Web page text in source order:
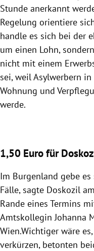
Stunde anerkannt
Regelung orientiere
handle es sich bei der
um einen Lohn,
nicht mit einem
sei, weil Asylwerbern in
Wohnung und
werde.
1,50 Euro für
Im Burgenland gebe
Fälle, sagte Doskozil
Rande eines Termins
AmtskolleginJohanna
Wien.Wichtiger wäre
verkürzen, betonten